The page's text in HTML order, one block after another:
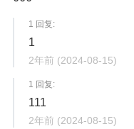
1 回复:
1
2年前 (2024-08-15)
1 回复:
111
2年前 (2024-08-15)